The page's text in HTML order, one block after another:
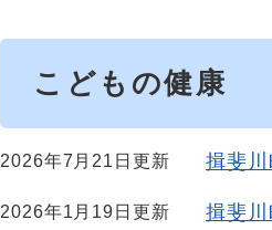
こどもの健康
2026年7月21日更新 揖斐
2026年1月19日更新 揖斐